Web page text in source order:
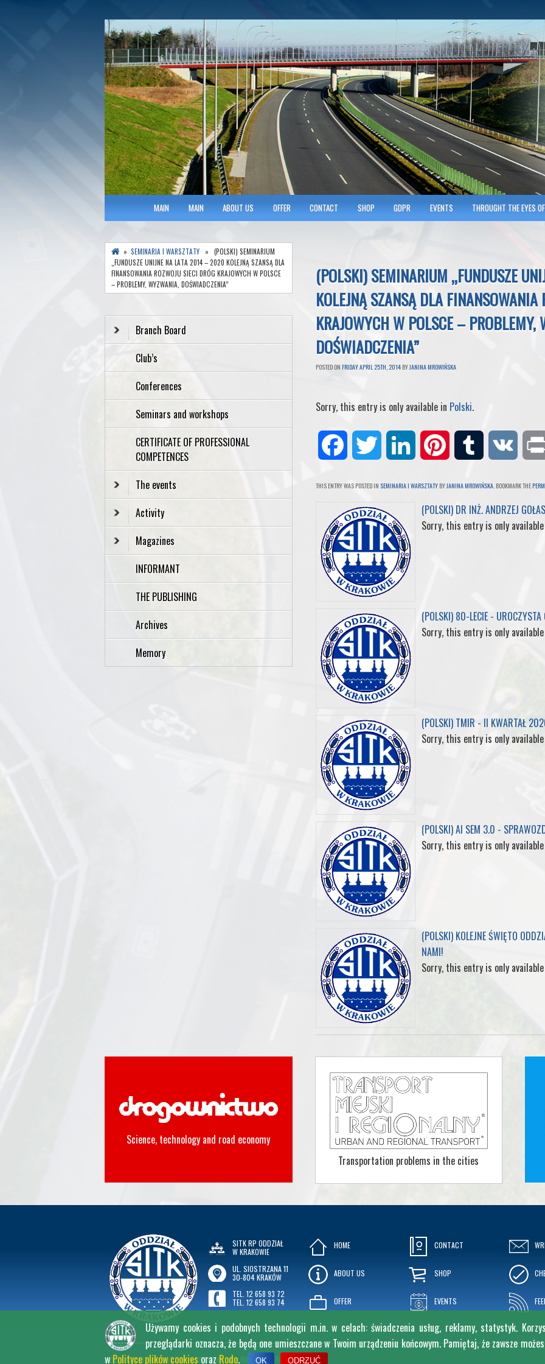
SITK RP Oddział w KRAKOWIE
Polish Association of Engineers & Technicians of Transportation
MAIN MAIN ABOUT US OFFER CONTACT SHOP GDPR EVENTS THROUGHT THE EYES
(POLSKI) SEMINARIUM „FUNDUSZE
KOLEJNĄ SZANSĄ DLA FINANSOWANIA
KRAJOWYCH W POLSCE – PROBLEMY,
DOŚWIADCZENIA”
POSTED ON FRIDAY APRIL 25TH, 2014 BYJANINA MROWIŃSKA
Sorry, this entry is only available in Polski.
e
b
o
o
k
t
e
r
n
t
e
m
b
THIS ENTRY WAS POSTED IN SEMINARIA I WARSZTATY BYJANINA MROWIŃSKA. BOOKMARK THE
(POLSKI) DR INŻ. ANDRZEJ
Sorry, this entry is only
(POLSKI) 80-LECIE - UROCZYSTA
Sorry, this entry is only
(POLSKI) TMIR - II KWARTAŁ
Sorry, this entry is only
(POLSKI) AI SEM 3.0 -
Sorry, this entry is only
(POLSKI) KOLEJNE ŚWIĘTO
NAMI!
Sorry, this entry is only
» SEMINARIA I WARSZTATY » (POLSKI) SEMINARIUM
„FUNDUSZE UNIJNE NA LATA 2014 – 2020 KOLEJNĄ SZANSĄ DLA
FINANSOWANIA ROZWOJU SIECI DRÓG KRAJOWYCH W POLSCE
– PROBLEMY, WYZWANIA, DOŚWIADCZENIA”
Branch Board
Club’s
Conferences
Seminars and workshops
CERTIFICATE OF PROFESSIONAL
COMPETENCES
The events
Activity
Magazines
INFORMANT
THE PUBLISHING
Archives
Memory
Science, technology and road economy
Transportation problems in the cities
SITK RP ODDZIAŁ
W KRAKOWIE
UL. SIOSTRZANA 11
30-804 KRAKÓW
TEL. 12 658 93 72
TEL. 12 658 93 74
HOME
ABOUT US
OFFER
CONTACT
SHOP
EVENTS
2026 ©SITK RP ODDZIAŁ W KRAKOWIE, ALL RIGHT RESERVED.
Używamy cookies i podobnych technologii m.in. w celach: świadczenia usług, reklamy, statystyk.
przeglądarki oznacza, że będą one umieszczane w Twoim urządzeniu końcowym. Pamiętaj, że zawsze
w Polityce plików cookies oraz Rodo. OK ODRZUĆ